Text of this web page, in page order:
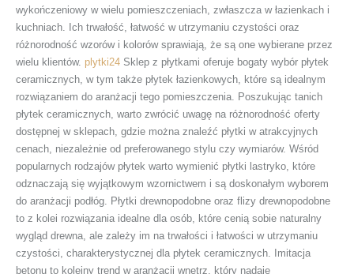
wykończeniowy w wielu pomieszczeniach, zwłaszcza w łazienkach i
kuchniach. Ich trwałość, łatwość w utrzymaniu czystości oraz
różnorodność wzorów i kolorów sprawiają, że są one wybierane przez
wielu klientów. plytki24 Sklep z płytkami oferuje bogaty wybór płytek
ceramicznych, w tym także płytek łazienkowych, które są idealnym
rozwiązaniem do aranżacji tego pomieszczenia. Poszukując tanich
płytek ceramicznych, warto zwrócić uwagę na różnorodność oferty
dostępnej w sklepach, gdzie można znaleźć płytki w atrakcyjnych
cenach, niezależnie od preferowanego stylu czy wymiarów. Wśród
popularnych rodzajów płytek warto wymienić płytki lastryko, które
odznaczają się wyjątkowym wzornictwem i są doskonałym wyborem
do aranżacji podłóg. Płytki drewnopodobne oraz flizy drewnopodobne
to z kolei rozwiązania idealne dla osób, które cenią sobie naturalny
wygląd drewna, ale zależy im na trwałości i łatwości w utrzymaniu
czystości, charakterystycznej dla płytek ceramicznych. Imitacja
betonu to kolejny trend w aranżacji wnętrz, który nadaje